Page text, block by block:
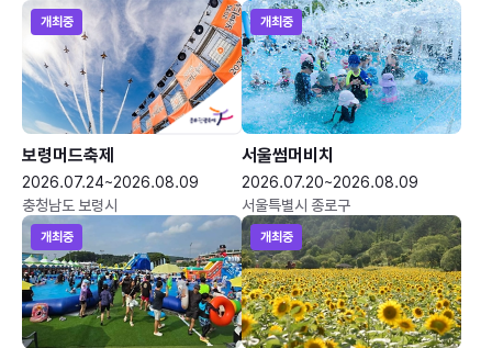
개최중
보령머드축제
2026.07.24~2026.08.09
충청남도 보령시
개최중
서울썸머비치
2026.07.20~2026.08.09
서울특별시 종로구
개최중 개최중